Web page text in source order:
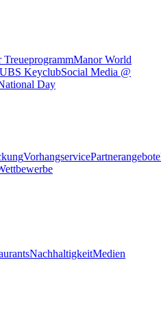
Manor World
UBS KeyclubSocial Media @
Day
VorhangservicePartnerangebote
NachhaltigkeitMedien